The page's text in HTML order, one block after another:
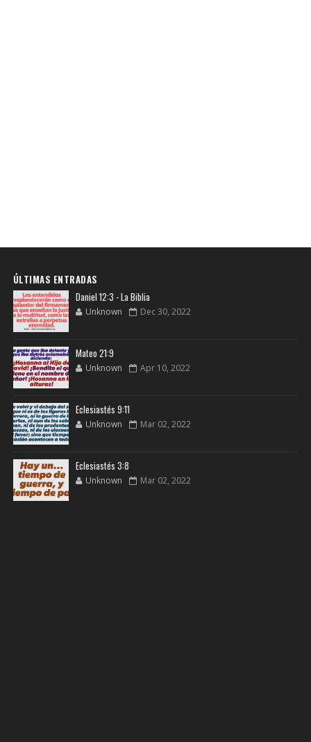
ÚLTIMAS ENTRADAS
Daniel 12:3 - La Biblia
Unknown Dec 30, 2022
Mateo 21:9
Unknown Apr 10, 2022
Eclesiastés 9:11
Unknown Mar 02, 2022
Eclesiastés 3:8
Unknown Mar 02, 2022